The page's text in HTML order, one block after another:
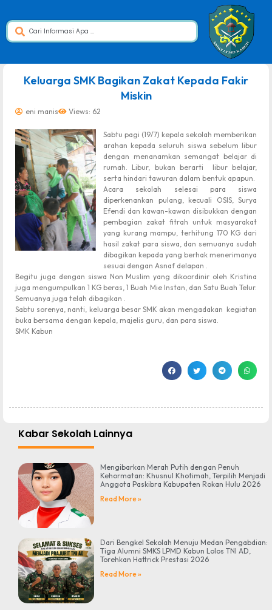
Keluarga SMK Bagikan Zakat Kepada Fakir
Miskin
eni manis Views: 62
Sabtu pagi (19/7) kepala sekolah memberikan
arahan kepada seluruh siswa sebelum libur
dengan menanamkan semangat belajar di
rumah. Libur, bukan berarti libur belajar,
serta hindari tawuran dalam bentuk apapun.
Acara sekolah selesai para siswa
diperkenankan pulang, kecuali OSIS, Surya
Efendi dan kawan-kawan disibukkan dengan
pembagian zakat fitrah untuk masyarakat
yang kurang mampu, terhitung 170 KG dari
hasil zakat para siswa, dan semuanya sudah
dibagikan kepada yang berhak menerimanya
sesuai dengan Asnaf delapan .
Begitu juga dengan siswa Non Muslim yang dikoordinir oleh Kristina
juga mengumpulkan 1 KG beras, 1 Buah Mie Instan, dan Satu Buah Telur.
Semuanya juga telah dibagikan .
Sabtu sorenya, nanti, keluarga besar SMK akan mengadakan kegiatan
buka bersama dengan kepala, majelis guru, dan para siswa.
SMK Kabun
Kabar Sekolah Lainnya
Mengibarkan Merah Putih dengan Penuh
Kehormatan: Khusnul Khotimah, Terpilih Menjadi
Anggota Paskibra Kabupaten Rokan Hulu 2026
Read More »
Dari Bengkel Sekolah Menuju Medan Pengabdian:
Tiga Alumni SMKS LPMD Kabun Lolos TNI AD,
Torehkan Hattrick Prestasi 2026
Read More »